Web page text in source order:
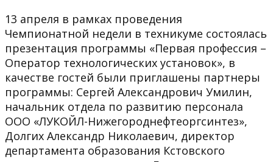
13 апреля в рамках проведения
Чемпионатной недели в техникуме состоялась
презентация программы «Первая профессия –
Оператор технологических установок», в
качестве гостей были приглашены партнеры
программы: Сергей Александрович Умилин,
начальник отдела по развитию персонала
ООО «ЛУКОЙЛ-Нижегороднефтеоргсинтез»,
Долгих Александр Николаевич, директор
департамента образования Кстовского